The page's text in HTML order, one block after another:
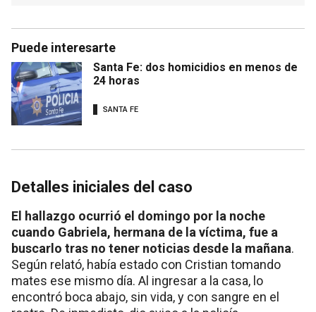
Puede interesarte
Santa Fe: dos homicidios en menos de
24 horas
SANTA FE
Detalles iniciales del caso
El hallazgo ocurrió el domingo por la noche
cuando Gabriela, hermana de la víctima, fue a
buscarlo tras no tener noticias desde la mañana.
Según relató, había estado con Cristian tomando
mates ese mismo día. Al ingresar a la casa, lo
encontró boca abajo, sin vida, y con sangre en el